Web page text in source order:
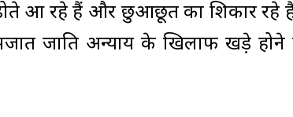
आ रहे हैं और छुआछूत का शिकार रहे
जाति अन्याय के खिलाफ खड़े